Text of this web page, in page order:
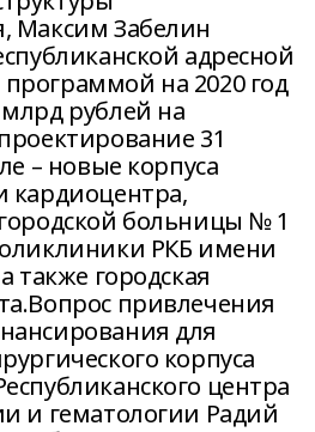
Максим Забелин
адресной
на 2020 год
рублей на
31
– новые корпуса
кардиоцентра,
больницы № 1
РКБ имени
также городская
привлечения
для
корпуса
центра
и гематологии Радий